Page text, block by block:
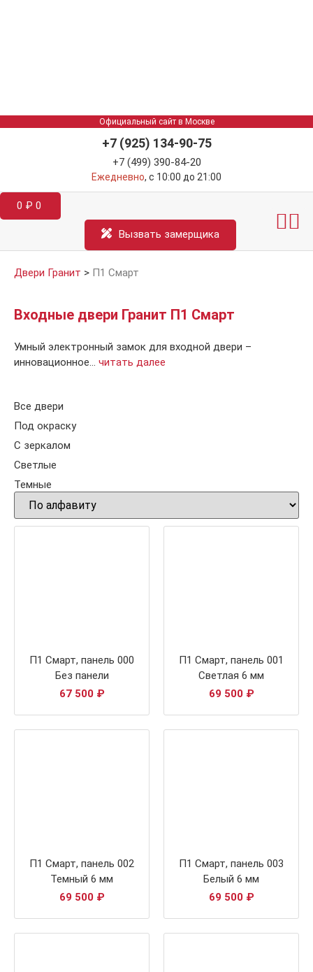
Официальный сайт в Москве
+7 (925) 134-90-75
+7 (499) 390-84-20
Ежедневно, с 10:00 до 21:00
0 ₽ 0
Вызвать замерщика
Двери Гранит > П1 Смарт
Входные двери Гранит П1 Смарт
Умный электронный замок для входной двери –
инновационное… читать далее
Все двери
Под окраску
С зеркалом
Светлые
Темные
П1 Смарт, панель 000
Без панели
67 500 ₽
П1 Смарт, панель 001
Светлая 6 мм
69 500 ₽
П1 Смарт, панель 002
Темный 6 мм
69 500 ₽
П1 Смарт, панель 003
Белый 6 мм
69 500 ₽